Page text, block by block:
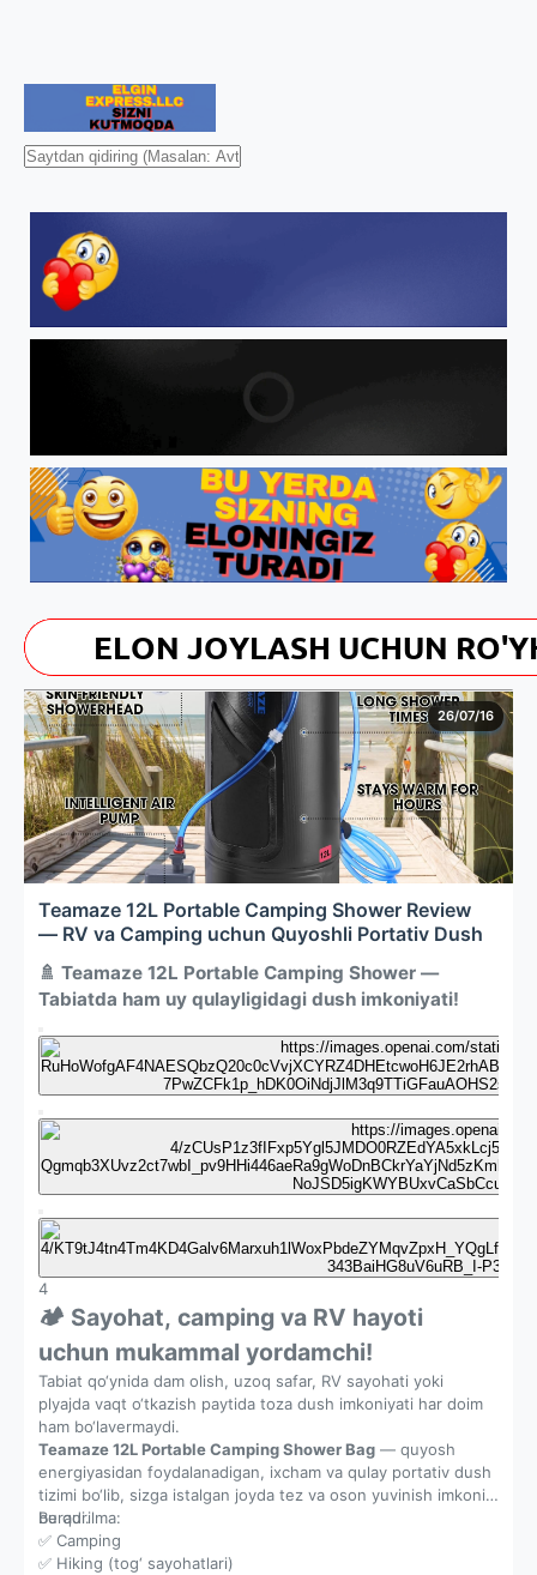
26/07/16
Teamaze 12L Portable Camping Shower Review
— RV va Camping uchun Quyoshli Portativ Dush
🚿 Teamaze 12L Portable Camping Shower —
Tabiatda ham uy qulayligidagi dush imkoniyati!
4
🏕️ Sayohat, camping va RV hayoti
uchun mukammal yordamchi!
Tabiat qo‘ynida dam olish, uzoq safar, RV sayohati yoki
plyajda vaqt o‘tkazish paytida toza dush imkoniyati har doim
ham bo‘lavermaydi.
Teamaze 12L Portable Camping Shower Bag — quyosh
energiyasidan foydalanadigan, ixcham va qulay portativ dush
tizimi bo‘lib, sizga istalgan joyda tez va oson yuvinish imkonini
beradi.
Bu qurilma:
✅ Camping
✅ Hiking (tog‘ sayohatlari)